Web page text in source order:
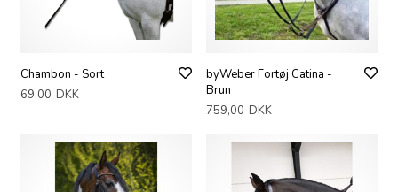
Chambon - Sort
69,00 DKK
byWeber Fortøj Catina -
Brun
759,00 DKK